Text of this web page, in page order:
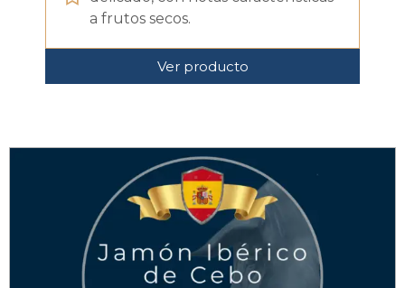
a frutos secos.
Ver producto